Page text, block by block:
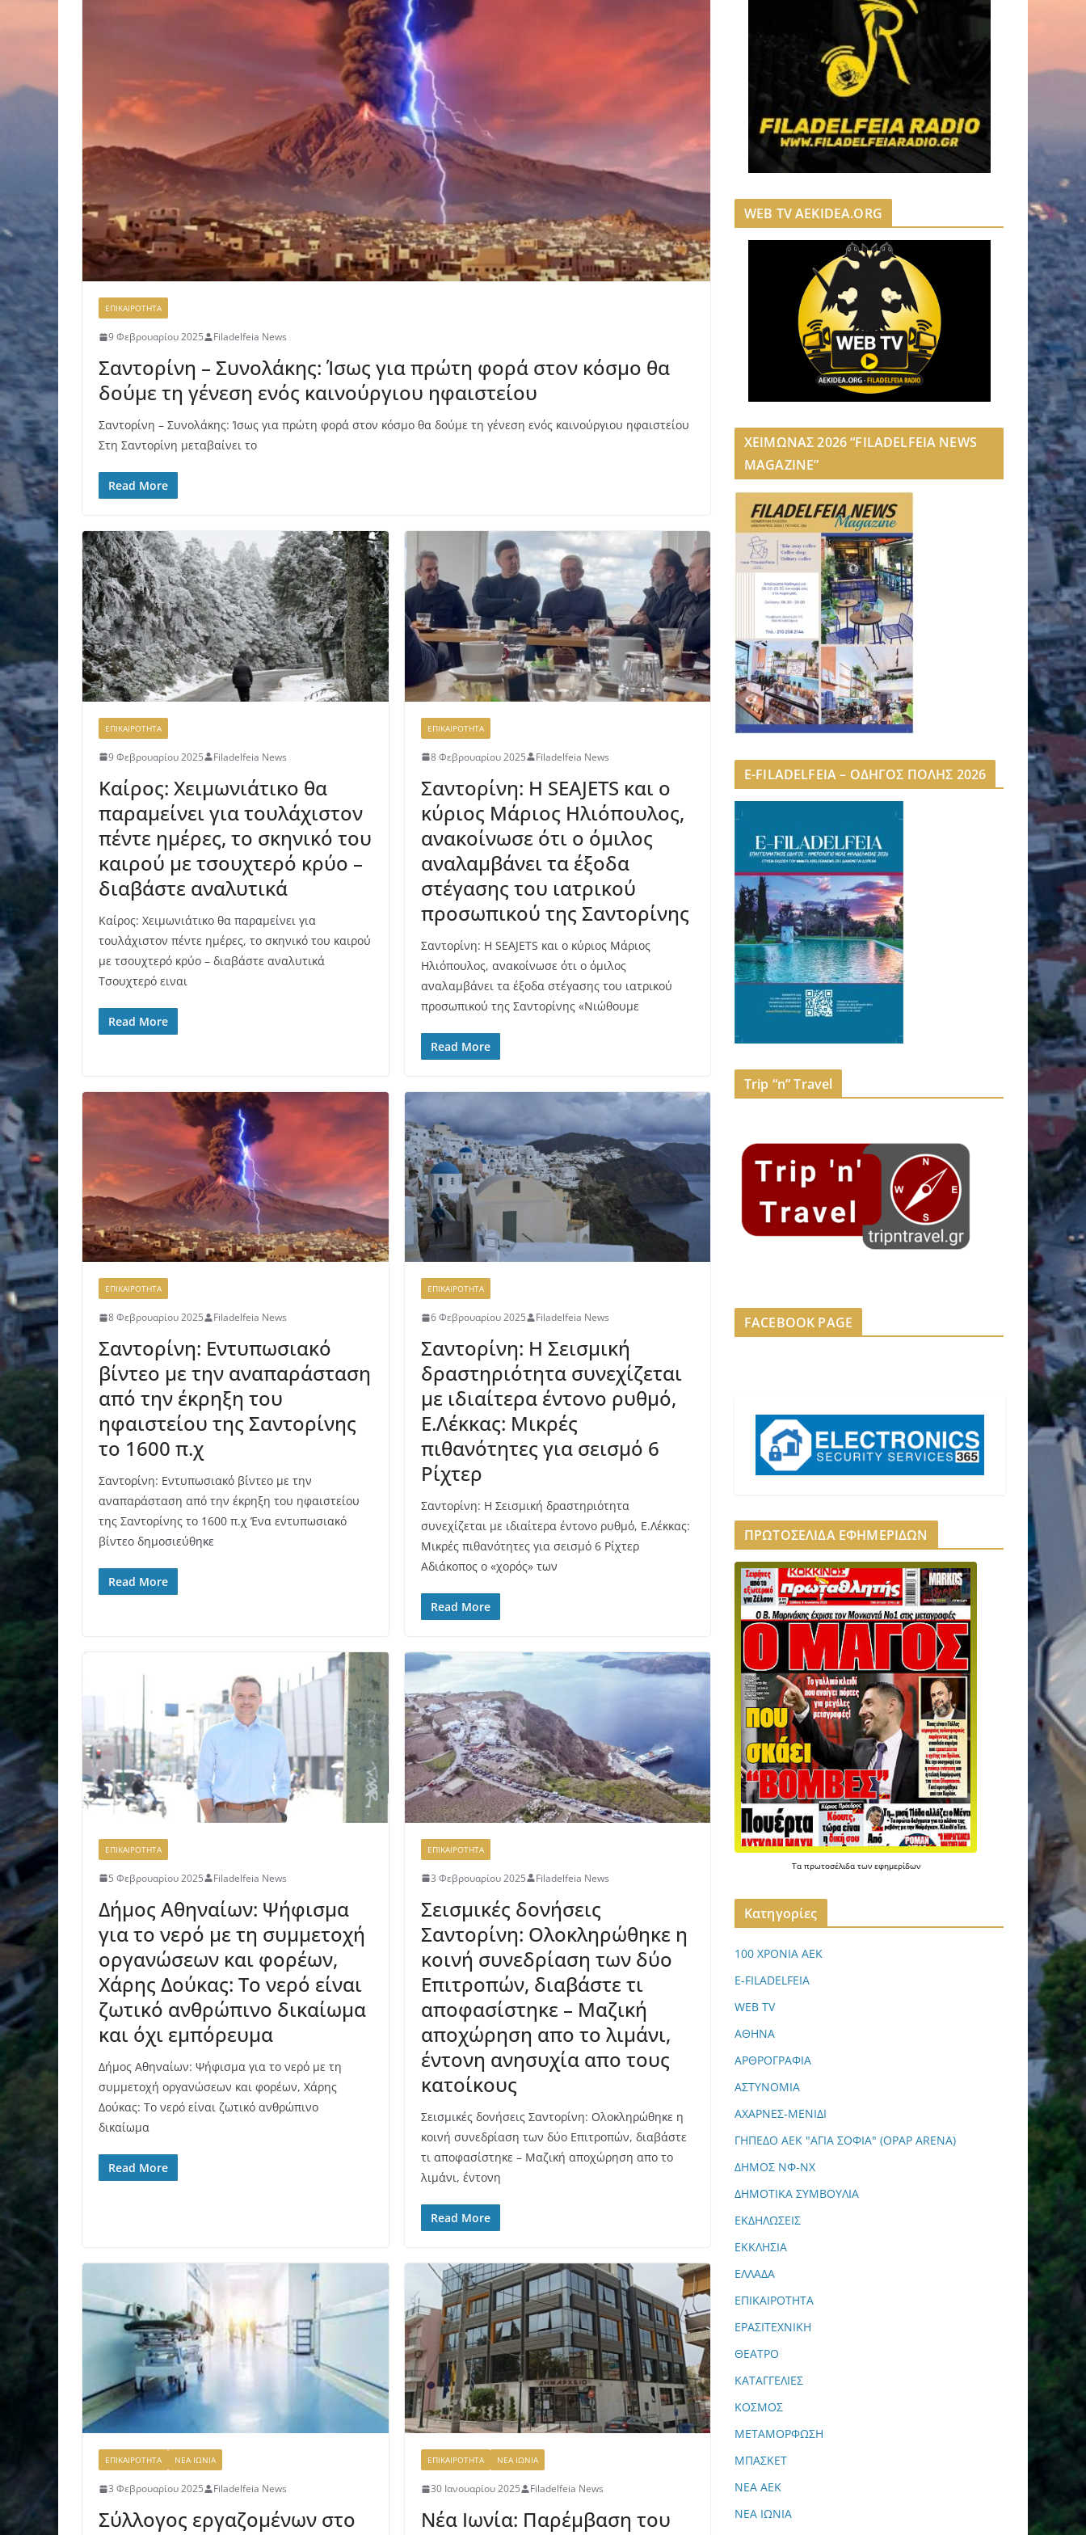
ΕΠΙΚΑΙΡΟΤΗΤΑ
9 Φεβρουαρίου 2025 Filadelfeia News
Σαντορίνη – Συνολάκης: Ίσως για πρώτη φορά στον κόσμο θα
δούμε τη γένεση ενός καινούργιου ηφαιστείου
Σαντορίνη – Συνολάκης: Ίσως για πρώτη φορά στον κόσμο θα δούμε τη γένεση ενός καινούργιου ηφαιστείου
Στη Σαντορίνη μεταβαίνει το
Read More
ΕΠΙΚΑΙΡΟΤΗΤΑ
9 Φεβρουαρίου 2025 Filadelfeia News
Καίρος: Χειμωνιάτικο θα
παραμείνει για τουλάχιστον
πέντε ημέρες, το σκηνικό του
καιρού με τσουχτερό κρύο –
διαβάστε αναλυτικά
Καίρος: Χειμωνιάτικο θα παραμείνει για
τουλάχιστον πέντε ημέρες, το σκηνικό του καιρού
με τσουχτερό κρύο – διαβάστε αναλυτικά
Τσουχτερό ειναι
Read More
ΕΠΙΚΑΙΡΟΤΗΤΑ
8 Φεβρουαρίου 2025 Filadelfeia News
Σαντορίνη: H SEAJETS και ο
κύριος Μάριος Ηλιόπουλος,
ανακοίνωσε ότι ο όμιλος
αναλαμβάνει τα έξοδα
στέγασης του ιατρικού
προσωπικού της Σαντορίνης
Σαντορίνη: H SEAJETS και ο κύριος Μάριος
Ηλιόπουλος, ανακοίνωσε ότι ο όμιλος
αναλαμβάνει τα έξοδα στέγασης του ιατρικού
προσωπικού της Σαντορίνης «Νιώθουμε
Read More
ΕΠΙΚΑΙΡΟΤΗΤΑ
8 Φεβρουαρίου 2025 Filadelfeia News
Σαντορίνη: Εντυπωσιακό
βίντεο με την αναπαράσταση
από την έκρηξη του
ηφαιστείου της Σαντορίνης
το 1600 π.χ
Σαντορίνη: Εντυπωσιακό βίντεο με την
αναπαράσταση από την έκρηξη του ηφαιστείου
της Σαντορίνης το 1600 π.χ Ένα εντυπωσιακό
βίντεο δημοσιεύθηκε
Read More
ΕΠΙΚΑΙΡΟΤΗΤΑ
6 Φεβρουαρίου 2025 Filadelfeia News
Σαντορίνη: Η Σεισμική
δραστηριότητα συνεχίζεται
με ιδιαίτερα έντονο ρυθμό,
Ε.Λέκκας: Μικρές
πιθανότητες για σεισμό 6
Ρίχτερ
Σαντορίνη: Η Σεισμική δραστηριότητα
συνεχίζεται με ιδιαίτερα έντονο ρυθμό, Ε.Λέκκας:
Μικρές πιθανότητες για σεισμό 6 Ρίχτερ
Αδιάκοπος ο «χορός» των
Read More
ΕΠΙΚΑΙΡΟΤΗΤΑ
5 Φεβρουαρίου 2025 Filadelfeia News
Δήμος Αθηναίων: Ψήφισμα
για το νερό με τη συμμετοχή
οργανώσεων και φορέων,
Χάρης Δούκας: Το νερό είναι
ζωτικό ανθρώπινο δικαίωμα
και όχι εμπόρευμα
Δήμος Αθηναίων: Ψήφισμα για το νερό με τη
συμμετοχή οργανώσεων και φορέων, Χάρης
Δούκας: Το νερό είναι ζωτικό ανθρώπινο
δικαίωμα
Read More
ΕΠΙΚΑΙΡΟΤΗΤΑ
3 Φεβρουαρίου 2025 Filadelfeia News
Σεισμικές δονήσεις
Σαντορίνη: Ολοκληρώθηκε η
κοινή συνεδρίαση των δύο
Επιτροπών, διαβάστε τι
αποφασίστηκε – Μαζική
αποχώρηση απο το λιμάνι,
έντονη ανησυχία απο τους
κατοίκους
Σεισμικές δονήσεις Σαντορίνη: Ολοκληρώθηκε η
κοινή συνεδρίαση των δύο Επιτροπών, διαβάστε
τι αποφασίστηκε – Μαζική αποχώρηση απο το
λιμάνι, έντονη
Read More
ΕΠΙΚΑΙΡΟΤΗΤΑ ΝΕΑ ΙΩΝΙΑ
3 Φεβρουαρίου 2025 Filadelfeia News
Σύλλογος εργαζομένων στο
ΕΠΙΚΑΙΡΟΤΗΤΑ ΝΕΑ ΙΩΝΙΑ
30 Ιανουαρίου 2025 Filadelfeia News
Νέα Ιωνία: Παρέμβαση του
WEB TV AEKIDEA.ORG
ΧΕΙΜΩΝΑΣ 2026 “FILADELFEIA NEWS
MAGAZINE”
E-FILADELFEIA – ΟΔΗΓΟΣ ΠΟΛΗΣ 2026
Trip “n” Travel
FACEBOOK PAGE
ΠΡΩΤΟΣΕΛΙΔΑ ΕΦΗΜΕΡΙΔΩΝ
Τα πρωτοσέλιδα των εφημερίδων
Kατηγορίες
100 ΧΡΟΝΙΑ ΑΕΚ
E-FILADELFEIA
WEB TV
ΑΘΗΝΑ
ΑΡΘΡΟΓΡΑΦΙΑ
ΑΣΤΥΝΟΜΙΑ
ΑΧΑΡΝΕΣ-ΜΕΝΙΔΙ
ΓΗΠΕΔΟ ΑΕΚ "ΑΓΙΑ ΣΟΦΙΑ" (OPAP ARENA)
ΔΗΜΟΣ ΝΦ-ΝΧ
ΔΗΜΟΤΙΚΑ ΣΥΜΒΟΥΛΙΑ
ΕΚΔΗΛΩΣΕΙΣ
ΕΚΚΛΗΣΙΑ
ΕΛΛΑΔΑ
ΕΠΙΚΑΙΡΟΤΗΤΑ
ΕΡΑΣΙΤΕΧΝΙΚΗ
ΘΕΑΤΡΟ
ΚΑΤΑΓΓΕΛΙΕΣ
ΚΟΣΜΟΣ
ΜΕΤΑΜΟΡΦΩΣΗ
ΜΠΑΣΚΕΤ
ΝΕΑ ΑΕΚ
ΝΕΑ ΙΩΝΙΑ